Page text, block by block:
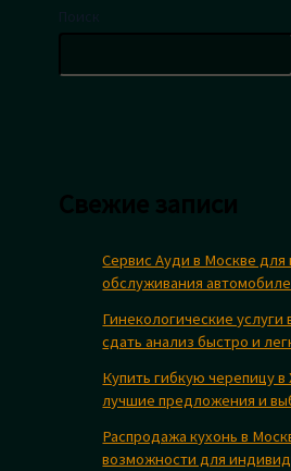
Сервис Ауди в Москве для
обслуживания
Гинекологические услуги
сдать анализ быстро и
Купить гибкую черепицу в
лучшие предложения и
Распродажа кухонь в
возможности для